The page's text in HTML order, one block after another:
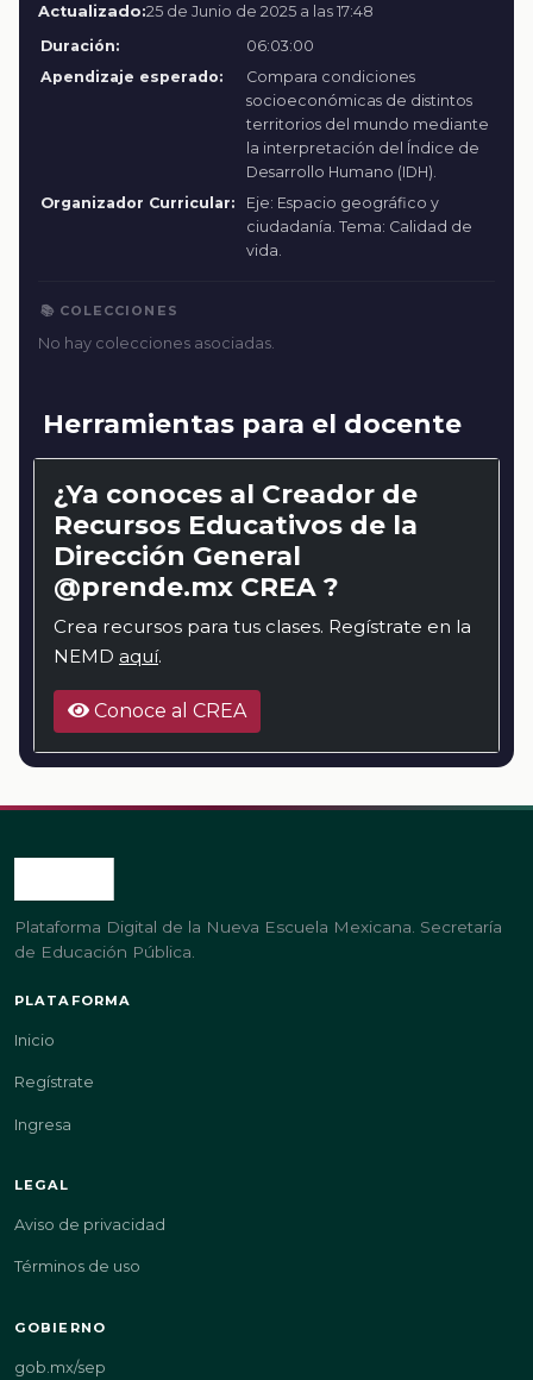
Actualizado:25 de Junio de 2025 a las 17:48
Duración:
06:03:00
Apendizaje esperado:
Compara condiciones
socioeconómicas de distintos
territorios del mundo mediante
la interpretación del Índice de
Desarrollo Humano (IDH).
Organizador Curricular:
Eje: Espacio geográfico y
ciudadanía. Tema: Calidad de
vida.
📚 COLECCIONES
No hay colecciones asociadas.
Herramientas para el docente
¿Ya conoces al Creador de
Recursos Educativos de la
Dirección General
@prende.mx CREA ?
Crea recursos para tus clases. Regístrate en la
NEMD aquí.
Conoce al CREA
Plataforma Digital de la Nueva Escuela Mexicana. Secretaría
de Educación Pública.
PLATAFORMA
Inicio
Regístrate
Ingresa
LEGAL
Aviso de privacidad
Términos de uso
GOBIERNO
gob.mx/sep